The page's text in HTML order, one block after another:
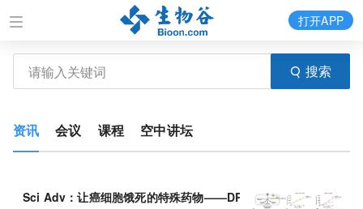
搜索
打开APP
资讯 会议 课程 空中讲坛
Sci Adv：让癌细胞饿死的特殊药物——DRP- 104靶向疗法为肺癌